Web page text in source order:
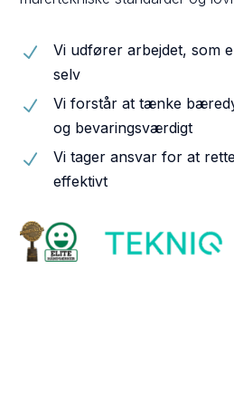
N
Vi udfører arbejdet, som
selv
N
Vi forstår at tænke
og bevaringsværdigt
N
Vi tager ansvar for at
effektivt